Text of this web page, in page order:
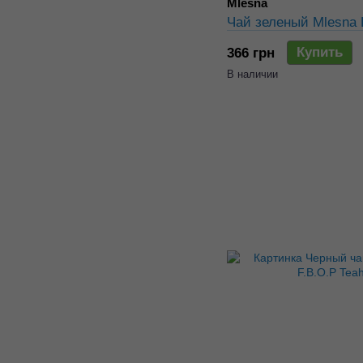
Mlesna
Чай зеленый Mlesna
366 грн
Купить
В наличии